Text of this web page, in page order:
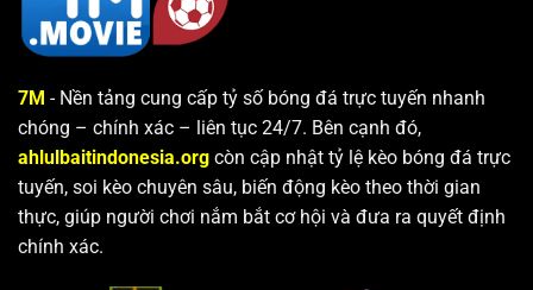
7M - Nền tảng cung cấp tỷ số bóng đá trực tuyến nhanh
chóng – chính xác – liên tục 24/7. Bên cạnh đó,
ahlulbaitindonesia.org còn cập nhật tỷ lệ kèo bóng đá trực
tuyến, soi kèo chuyên sâu, biến động kèo theo thời gian
thực, giúp người chơi nắm bắt cơ hội và đưa ra quyết định
chính xác.